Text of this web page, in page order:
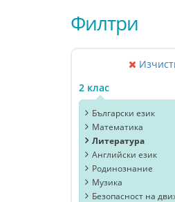
Филтри
2 клас
Български език
Математика
Литература
Английски език
Родинознание
Музика
Безопасност на